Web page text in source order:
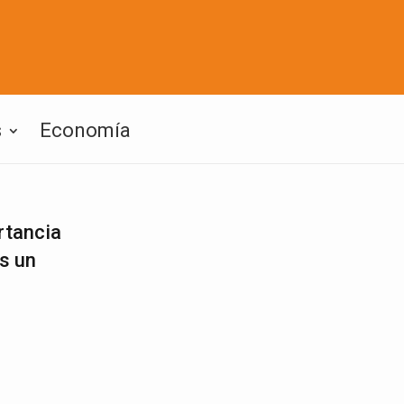
Economía
un